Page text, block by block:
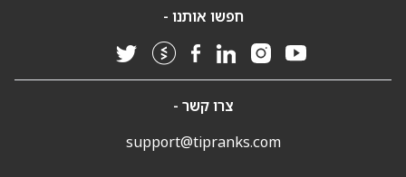
חפשו אותנו -
צרו קשר -
support@tipranks.com